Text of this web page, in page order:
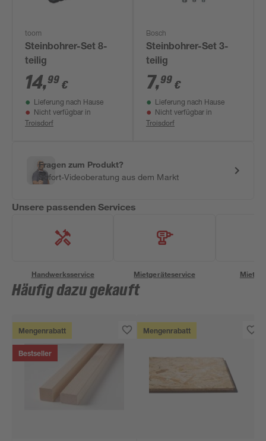
toom
Steinbohrer-Set 8-
teilig
14,99 €
Lieferung nach Hause
Nicht verfügbar in
Troisdorf
Bosch
Steinbohrer-Set 3-
teilig
7,99 €
Lieferung nach Hause
Nicht verfügbar in
Troisdorf
Fragen zum Produkt?
Sofort-Videoberatung aus dem Markt
Unsere passenden Services
Handwerksservice Mietgeräteservice
Häufig dazu gekauft
Mengenrabatt
Bestseller
Mengenrabatt